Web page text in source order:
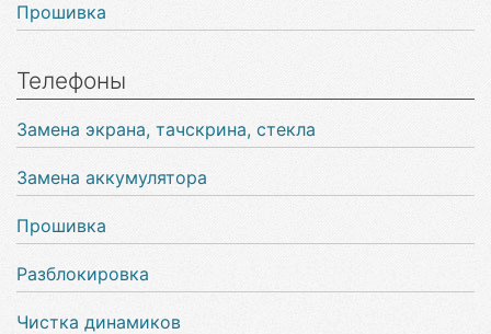
Прошивка
Телефоны
Замена экрана, тачскрина, стекла
Замена аккумулятора
Прошивка
Разблокировка
Чистка динамиков